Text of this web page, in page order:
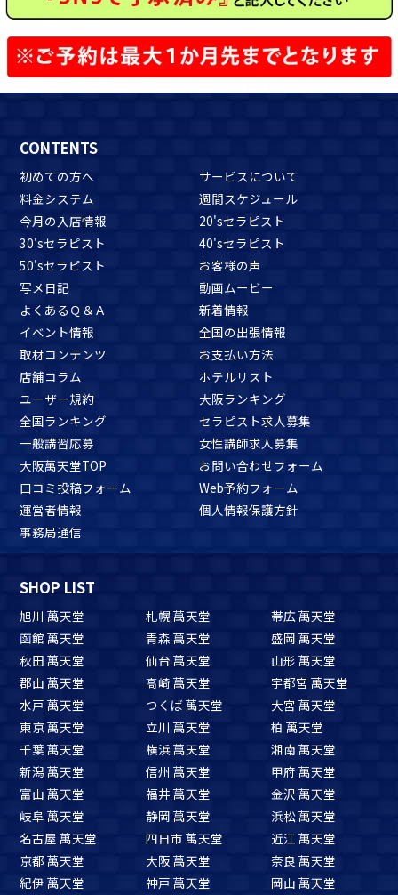
CONTENTS
初めての方へ
サービスについて
料金システム
週間スケジュール
今月の入店情報
20'sセラピスト
30'sセラピスト
40'sセラピスト
50'sセラピスト
お客様の声
写メ日記
動画ムービー
よくあるＱ＆Ａ
新着情報
イベント情報
全国の出張情報
取材コンテンツ
お支払い方法
店舗コラム
ホテルリスト
ユーザー規約
大阪ランキング
全国ランキング
セラピスト求人募集
一般講習応募
女性講師求人募集
大阪萬天堂TOP
お問い合わせフォーム
口コミ投稿フォーム
Web予約フォーム
運営者情報
個人情報保護方針
事務局通信
SHOP LIST
旭川 萬天堂 札幌 萬天堂
帯広 萬天堂
函館 萬天堂
青森 萬天堂
盛岡 萬天堂
秋田 萬天堂
仙台 萬天堂
山形 萬天堂
郡山 萬天堂
高崎 萬天堂
宇都宮 萬天堂
水戸 萬天堂
つくば 萬天堂
大宮 萬天堂
東京 萬天堂
立川 萬天堂
柏 萬天堂
千葉 萬天堂
横浜 萬天堂
湘南 萬天堂
新潟 萬天堂
信州 萬天堂
甲府 萬天堂
富山 萬天堂
福井 萬天堂
金沢 萬天堂
岐阜 萬天堂
静岡 萬天堂
浜松 萬天堂
名古屋 萬天堂
四日市 萬天堂
近江 萬天堂
京都 萬天堂
大阪 萬天堂
奈良 萬天堂
紀伊 萬天堂
神戸 萬天堂 岡山 萬天堂